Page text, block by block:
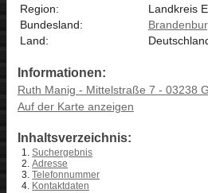
Region:
Landkreis
Bundesland:
Land:
Informationen:
Ruth Manig - Mittelstraße 7 - 03238
Auf der Karte anzeigen
Inhaltsverzeichnis:
Suchergebnis
Adresse
Telefonnummer
Kontaktdaten